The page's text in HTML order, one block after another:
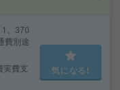
、370
費別途
実費支
気になる!